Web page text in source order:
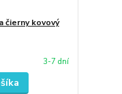
čierny kovový
3-7 dní